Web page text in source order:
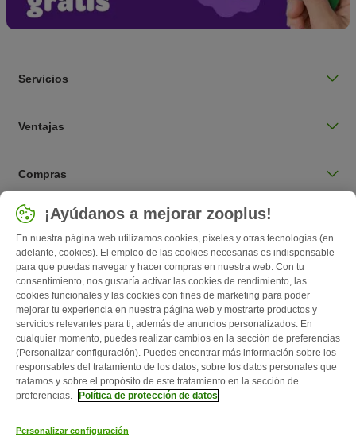
Servicios
Ventajas
Compras
Seleccionar país
España / ES
Follow zooplus
Quiénes somos Empleo
¡Ayúdanos a mejorar zooplus!
En nuestra página web utilizamos cookies, píxeles y otras tecnologías (en
adelante, cookies). El empleo de las cookies necesarias es indispensable
para que puedas navegar y hacer compras en nuestra web. Con tu
consentimiento, nos gustaría activar las cookies de rendimiento, las
cookies funcionales y las cookies con fines de marketing para poder
mejorar tu experiencia en nuestra página web y mostrarte productos y
servicios relevantes para ti, además de anuncios personalizados. En
cualquier momento, puedes realizar cambios en la sección de preferencias
(Personalizar configuración). Puedes encontrar más información sobre los
responsables del tratamiento de los datos, sobre los datos personales que
tratamos y sobre el propósito de este tratamiento en la sección de
preferencias.
Política de protección de datos
Personalizar configuración